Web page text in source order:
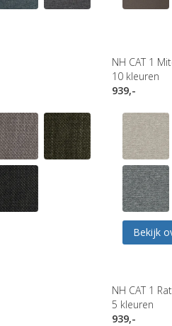
NH CAT 1
10 kleuren
939,-
Bekijk
NH CAT 1
5 kleuren
939,-